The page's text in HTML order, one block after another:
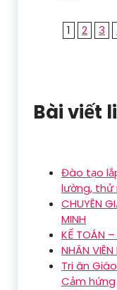
1 2 3
Bài viết
Đào tạo
lường, thử
CHUYÊN
MINH
KẾ TOÁN
NHÂN
Tri ân
Cảm hứng